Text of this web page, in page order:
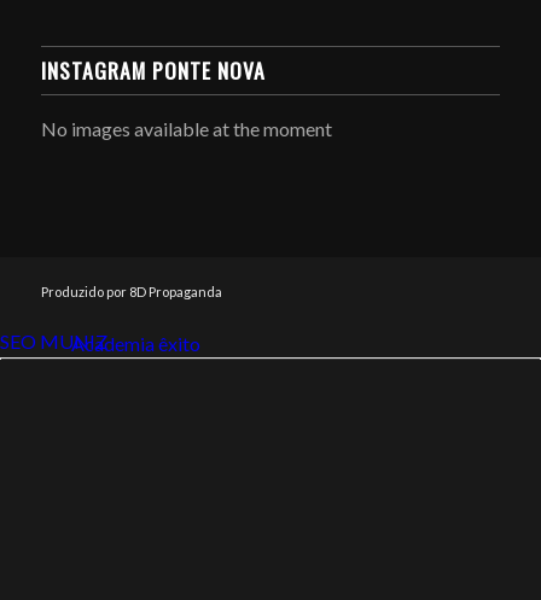
INSTAGRAM PONTE NOVA
No images available at the moment
Produzido por 8D Propaganda
SEO MUNIZ
Link112Academia êxito